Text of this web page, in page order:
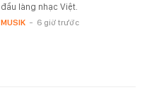
đầu làng nhạc Việt.
MUSIK - 6 giờ trước